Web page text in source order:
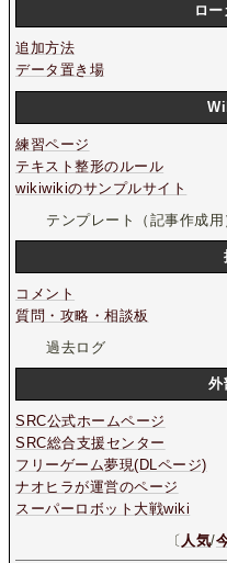
ロ
追加方法
データ置き場
練習ページ
テキスト整形のルール
wikiwikiのサンプルサイト
テンプレート（記事作成用
コメント
質問・攻略・相談板
過去ログ
外
SRC公式ホームページ
SRC総合支援センター
フリーゲーム夢現(DLページ)
ナオヒラが運営のページ
スーパーロボット大戦wiki
〔 人気/